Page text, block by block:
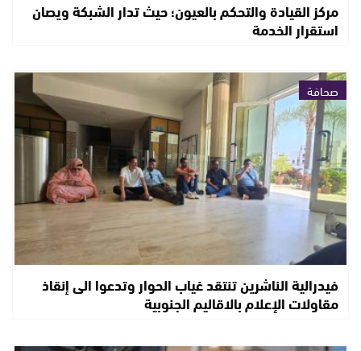
مركز القيادة والتحكم بالعيون؛ حيث تدار الشبكة ويصان
استقرار الخدمة
صحافة
فيدرالية الناشرين تنتقد غياب الحوار وتدعوا الى إنقاذ
مقاولات الإعلام بالاقاليم الجنوبية